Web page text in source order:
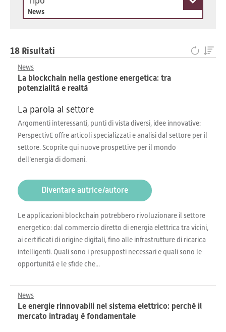
News
18 Risultati
News
La blockchain nella gestione energetica: tra
potenzialità e realtà
La parola al settore
Argomenti interessanti, punti di vista diversi, idee innovative:
PerspectivE offre articoli specializzati e analisi dal settore per il
settore. Scoprite qui nuove prospettive per il mondo
dell’energia di domani.
Diventare autrice/autore
Le applicazioni blockchain potrebbero rivoluzionare il settore
energetico: dal commercio diretto di energia elettrica tra vicini,
ai certificati di origine digitali, fino alle infrastrutture di ricarica
intelligenti. Quali sono i presupposti necessari e quali sono le
opportunità e le sfide che...
News
Le energie rinnovabili nel sistema elettrico: perché il
mercato intraday è fondamentale